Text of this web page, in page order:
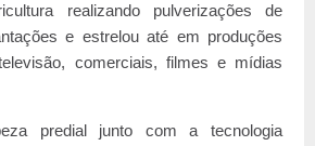
realizando pulverizações de
e estrelou até em produções
comerciais, filmes e mídias
predial junto com a tecnologia